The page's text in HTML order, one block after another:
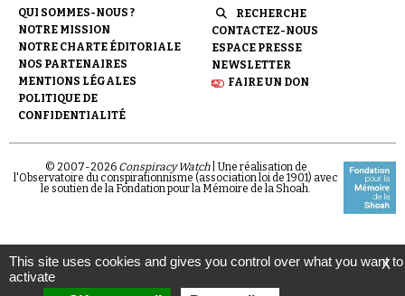
QUI SOMMES-NOUS ?
NOTRE MISSION
NOTRE CHARTE ÉDITORIALE
NOS PARTENAIRES
MENTIONS LÉGALES
POLITIQUE DE
CONFIDENTIALITÉ
RECHERCHE
CONTACTEZ-NOUS
ESPACE PRESSE
NEWSLETTER
FAIRE UN DON
© 2007-2026 Conspiracy Watch| Une réalisation de
l'Observatoire du conspirationnisme (association loi de 1901) avec
le soutien de la Fondation pour la Mémoire de la Shoah.
X
This site uses cookies and gives you control over what you want to
activate